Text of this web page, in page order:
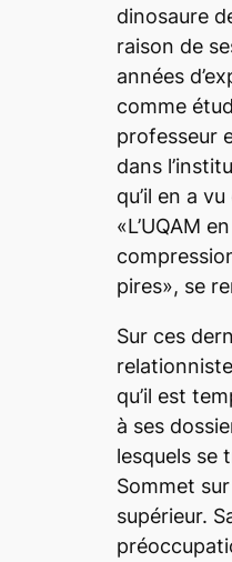
dinosaure
raison de
années
comme
professeur
dans
qu’il en a vu
«L’UQAM
pires», se
Sur ces
qu’il est
à ses
lesquels se
Sommet
supérieur.